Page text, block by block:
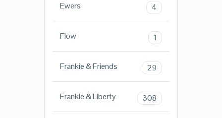
Ewers 4
Flow 1
Frankie & Friends 29
Frankie & Liberty 308